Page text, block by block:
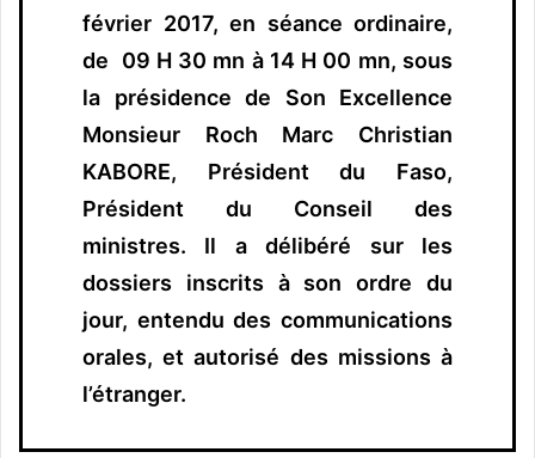
février 2017, en séance ordinaire,
de 09 H 30 mn à 14 H 00 mn, sous
la présidence de Son Excellence
Monsieur Roch Marc Christian
KABORE, Président du Faso,
Président du Conseil des
ministres. Il a délibéré sur les
dossiers inscrits à son ordre du
jour, entendu des communications
orales, et autorisé des missions à
l’étranger.